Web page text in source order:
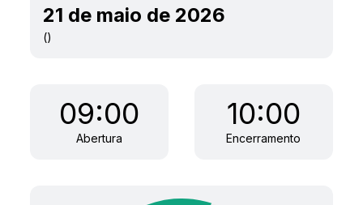
21 de maio de 2026
()
09:00
Abertura
10:00
Encerramento